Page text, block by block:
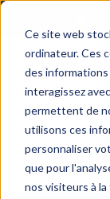
Ce site web
ordinateur. Ces
des
interagissez
permettent de
utilisons ces
personnaliser
que pour
nos visiteurs à